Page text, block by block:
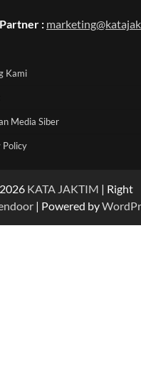
:
Kami
Media Siber
Policy
KATA JAKTIM | Right
| Powered by